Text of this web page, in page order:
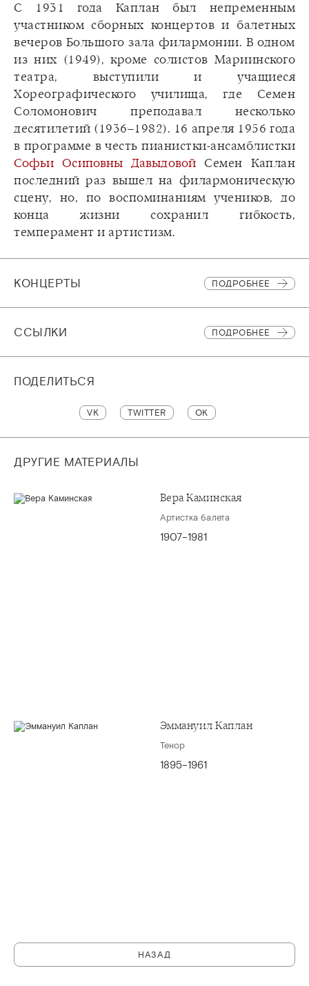
С 1931 года Каплан был непременным
участником сборных концертов и балетных
вечеров Большого зала филармонии. В одном
из них (1949), кроме солистов Мариинского
театра, выступили и учащиеся
Хореографического училища, где Семен
Соломонович преподавал несколько
десятилетий (1936–1982). 16 апреля 1956 года
в программе в честь пианистки-ансамблистки
Софьи Осиповны ДавыдовойСемен Каплан
последний раз вышел на филармоническую
сцену, но, по воспоминаниям учеников, до
конца жизни сохранил гибкость,
темперамент и артистизм.
КОНЦЕРТЫ ПОДРОБНЕЕ
CСЫЛКИ ПОДРОБНЕЕ
ПОДЕЛИТЬСЯ
VK TWITTER OK
ДРУГИЕ МАТЕРИАЛЫ
Вера Каминская
Артистка балета
1907–1981
Эммануил Каплан
Тенор
1895–1961
НАЗАД